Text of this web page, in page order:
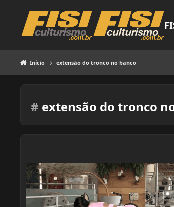
Início extensão do tronco no banco
# extensão do tronco
Extensão de tronco no banco inclinado